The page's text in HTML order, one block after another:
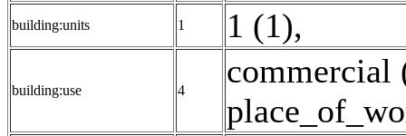
building:units 1 1 (1),
building:use 4
commercial